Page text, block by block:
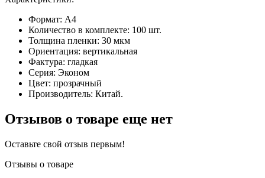
Формат: А4
Количество в комплекте: 100 шт.
Толщина пленки: 30 мкм
Ориентация: вертикальная
Фактура: гладкая
Серия: Эконом
Цвет: прозрачный
Производитель: Китай.
Отзывов о товаре еще нет
Оставьте свой отзыв первым!
Отзывы о товаре